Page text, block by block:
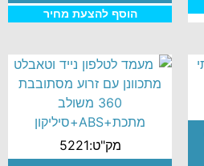
הוסף להצעת מחיר
מק"ט:5221